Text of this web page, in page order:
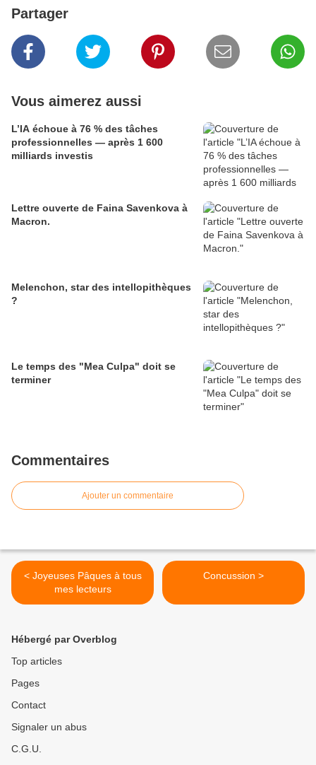
Partager
Vous aimerez aussi
L’IA échoue à 76 % des tâches
professionnelles — après 1 600
milliards investis
Lettre ouverte de Faina Savenkova à
Macron.
Melenchon, star des intellopithèques
?
Le temps des "Mea Culpa" doit se
terminer
Commentaires
Ajouter un commentaire
< Joyeuses Pâques à tous
mes lecteurs
Concussion >
Hébergé par Overblog
Top articles
Pages
Contact
Signaler un abus
C.G.U.